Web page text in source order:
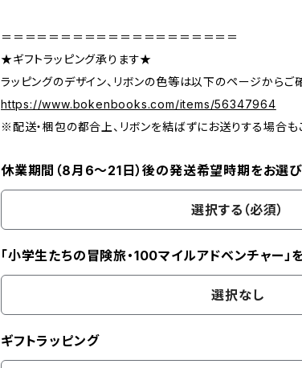
＝＝＝＝＝＝＝＝＝＝＝＝＝＝＝＝＝＝＝＝
★ギフトラッピング承ります★
ラッピングのデザイン、リボンの色等は以下のページからご
https://www.bokenbooks.com/items/56347964
※配送・梱包の都合上、リボンを結ばずにお送りする場合も
休業期間（8月6〜21日）後の発送希望時期をお選び
選択する（必須）
「小学生たちの冒険旅・100マイルアドベンチャー」
選択なし
ギフトラッピング